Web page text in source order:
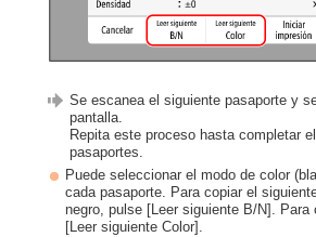
Se escanea el siguiente pasaporte y
pantalla.
Repita este proceso hasta completar
pasaportes.
Puede seleccionar el modo de color
cada pasaporte. Para copiar el
negro, pulse [Leer siguiente B/N]. Para
[Leer siguiente Color].